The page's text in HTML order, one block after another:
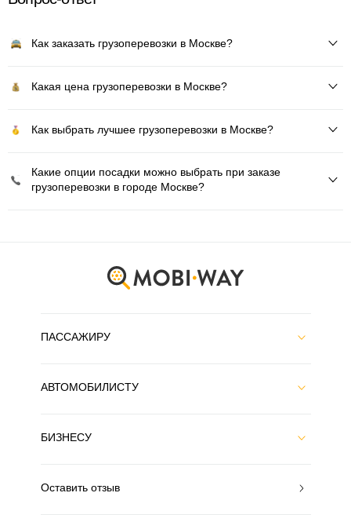
Как заказать грузоперевозки в Москве?
Какая цена грузоперевозки в Москве?
Как выбрать лучшее грузоперевозки в Москве?
Какие опции посадки можно выбрать при заказе
грузоперевозки в городе Москве?
ПАССАЖИРУ
АВТОМОБИЛИСТУ
БИЗНЕСУ
Оставить отзыв